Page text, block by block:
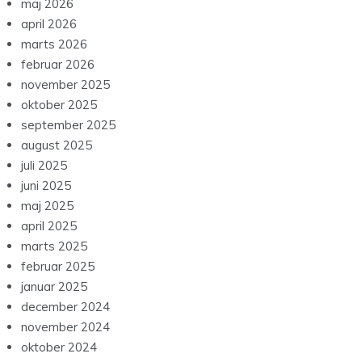
maj 2026
april 2026
marts 2026
februar 2026
november 2025
oktober 2025
september 2025
august 2025
juli 2025
juni 2025
maj 2025
april 2025
marts 2025
februar 2025
januar 2025
december 2024
november 2024
oktober 2024